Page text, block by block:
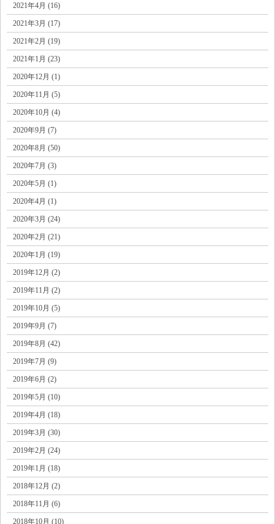
2021年4月 (16)
2021年3月 (17)
2021年2月 (19)
2021年1月 (23)
2020年12月 (1)
2020年11月 (5)
2020年10月 (4)
2020年9月 (7)
2020年8月 (50)
2020年7月 (3)
2020年5月 (1)
2020年4月 (1)
2020年3月 (24)
2020年2月 (21)
2020年1月 (19)
2019年12月 (2)
2019年11月 (2)
2019年10月 (5)
2019年9月 (7)
2019年8月 (42)
2019年7月 (9)
2019年6月 (2)
2019年5月 (10)
2019年4月 (18)
2019年3月 (30)
2019年2月 (24)
2019年1月 (18)
2018年12月 (2)
2018年11月 (6)
2018年10月 (10)